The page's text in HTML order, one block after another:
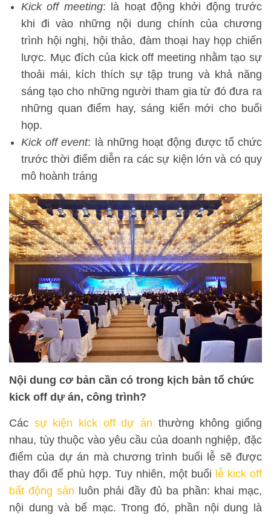
Kick off meeting: là hoạt động khởi động trước
khi đi vào những nội dung chính của chương
trình hội nghị, hội thảo, đàm thoại hay họp chiến
lược. Mục đích của kick off meeting nhằm tạo sự
thoải mái, kích thích sự tập trung và khả năng
sáng tạo cho những người tham gia từ đó đưa ra
những quan điểm hay, sáng kiến mới cho buổi
họp.
Kick off event: là những hoạt động được tổ chức
trước thời điểm diễn ra các sự kiện lớn và có quy
mô hoành tráng
Nội dung cơ bản cần có trong kịch bản tổ chức
kick off dự án, công trình?
Các sự kiện kick off dự án thường không giống
nhau, tùy thuộc vào yêu cầu của doanh nghiệp, đặc
điểm của dự án mà chương trình buổi lễ sẽ được
thay đổi để phù hợp. Tuy nhiên, một buổi lễ kick off
bất động sản luôn phải đầy đủ ba phần: khai mạc,
nội dung và bế mạc. Trong đó, phần nội dung là